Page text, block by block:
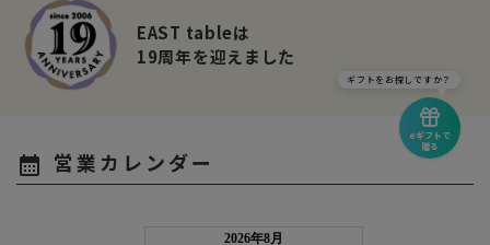
EAST tableは
19周年を迎えました
calendar_month 営業カレンダー
eギフトで
贈る
ギフトをお探しですか？